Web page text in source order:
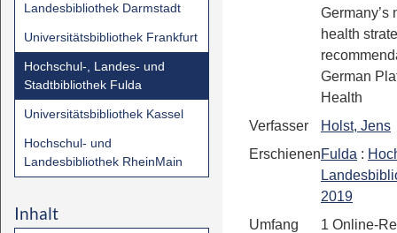
Landesbibliothek Darmstadt
Universitätsbibliothek Frankfurt
Hochschul-, Landes- und
Stadtbibliothek Fulda
Universitätsbibliothek Kassel
Hochschul- und
Landesbibliothek RheinMain
Inhalt
Germany’s
health
German
Health
Verfasser
Holst, Jens
ErschienenFulda :
2019
Umfang
1 Online-